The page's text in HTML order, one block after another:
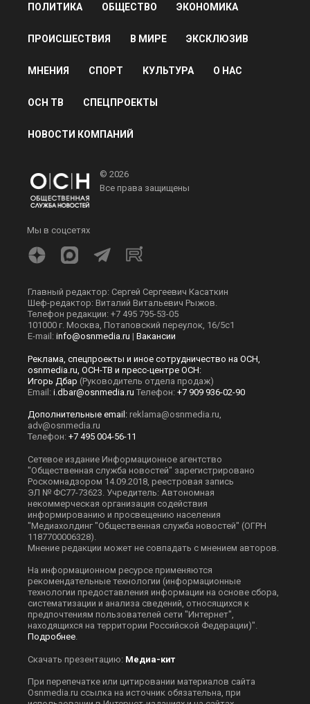
ПОЛИТИКА ОБЩЕСТВО ЭКОНОМИКА
ПРОИСШЕСТВИЯ В МИРЕ ЭКСКЛЮЗИВ
МНЕНИЯ СПОРТ КУЛЬТУРА О НАС
ОСН ТВ СПЕЦПРОЕКТЫ
НОВОСТИ КОМПАНИЙ
© 2026
Все права защищены
Мы в соцсетях
Главный редактор: Сергей Сергеевич Касаткин
Шеф-редактор: Виталий Витальевич Рыжов.
Телефон редакции: +7 495 795-53-05
101000 г. Москва, Потаповский переулок, 16/5с1
E-mail: info@osnmedia.ru | Вакансии
Реклама, спецпроекты и иное сотрудничество на ОСН,
osnmedia.ru, ОСН-ТВ и пресс-центре ОСН:
Игорь Дбар (Руководитель отдела продаж)
Email: i.dbar@osnmedia.ru Телефон: +7 909 936-02-90
Дополнительные email: reklama@osnmedia.ru
adv@osnmedia.ru
Телефон: +7 495 004-56-11
Сетевое издание Информационное агентство
"Общественная служба новостей" зарегистрировано
Роскомнадзором 14.09.2018, реестровая запись
ЭЛ № ФС77-73623. Учредитель: Автономная
некоммерческая организация содействия
информированию и просвещению населения
"Медиахолдинг "Общественная служба новостей" (ОГРН
1187700006328).
Мнение редакции может не совпадать с мнением авторов.
На информационном ресурсе применяются
рекомендательные технологии (информационные
технологии предоставления информации на основе сбора,
систематизации и анализа сведений, относящихся к
предпочтениям пользователей сети "Интернет",
находящихся на территории Российской Федерации)".
Подробнее
Скачать презентацию: Медиа-кит
При перепечатке или цитировании материалов сайта
Оsnmedia.ru ссылка на источник обязательна, при